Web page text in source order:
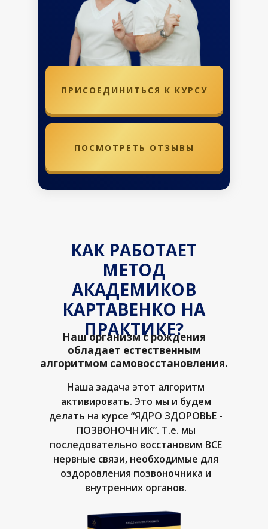
ПРИСОЕДИНИТЬСЯ К КУРСУ
ПОСМОТРЕТЬ ОТЗЫВЫ
КАК РАБОТАЕТ
МЕТОД
АКАДЕМИКОВ
КАРТАВЕНКО НА
ПРАКТИКЕ?
Наш организм с рождения
обладает естественным
алгоритмом самовосстановления.
Наша задача этот алгоритм
активировать. Это мы и будем
делать на курсе “ЯДРО ЗДОРОВЬЕ -
ПОЗВОНОЧНИК”. Т.е. мы
последовательно восстановим ВСЕ
нервные связи, необходимые для
оздоровления позвоночника и
внутренних органов.